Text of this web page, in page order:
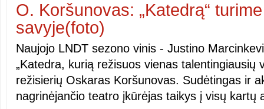
O. Koršunovas: „Katedrą“
savyje(foto)
Naujojo LNDT sezono vinis - Justino
„Katedra, kurią režisuos vienas talentingiausių
režisierių Oskaras Koršunovas. Sudėtingas ir
nagrinėjančio teatro įkūrėjas taikys į visų kartų